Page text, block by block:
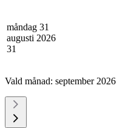
måndag 31
augusti 2026
31
Vald månad: september 2026